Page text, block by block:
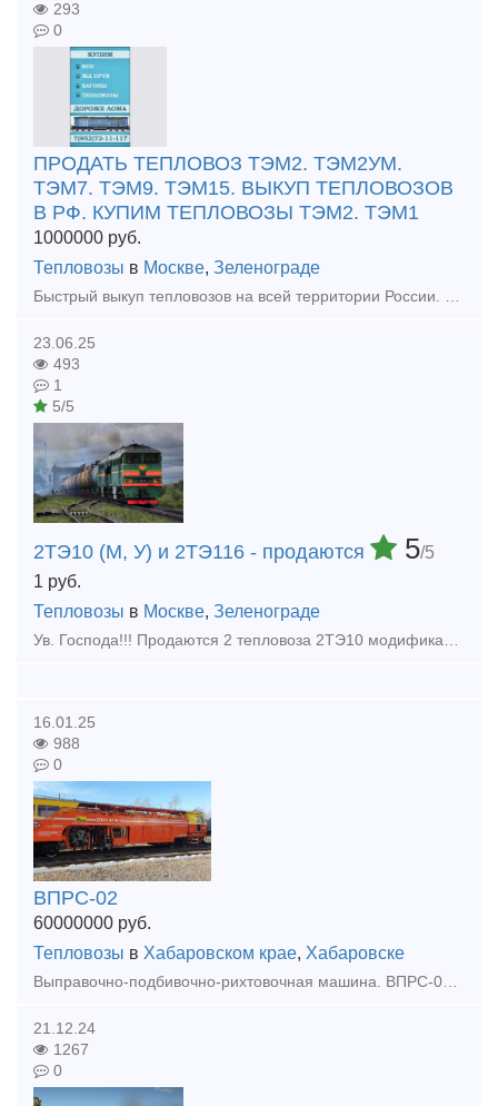
293
0
ПРОДАТЬ ТЕПЛОВОЗ ТЭМ2. ТЭМ2УМ.
ТЭМ7. ТЭМ9. ТЭМ15. ВЫКУП ТЕПЛОВОЗОВ
В РФ. КУПИМ ТЕПЛОВОЗЫ ТЭМ2. ТЭМ1
1000000 руб.
Тепловозы в Москве, Зеленограде
Быстрый выкуп тепловозов на всей территории России. Покупаем Тепловозы ТГМ. ТЭМ. ТГК. Купим списанные вагоны платформы, хопперы, цистерны, грузовые вагоны. Выкуп колесных пар вагонов. Покупае
23.06.25
493
1
5/5
2ТЭ10 (М, У) и 2ТЭ116 - продаются 5/5
1 руб.
Тепловозы в Москве, Зеленограде
Ув. Господа!!! Продаются 2 тепловоза 2ТЭ10 модификации М и У. А также тепловоз 2ТЭ116. Говорю заранее - справок не даем!! Фото не высылаем!! Если у Вас есть необходимость в приобретении данной техни
16.01.25
988
0
ВПРС-02
60000000 руб.
Тепловозы в Хабаровском крае, Хабаровске
Выправочно-подбивочно-рихтовочная машина. ВПРС-02 №159 (19550003) 2011 года выпуска, ТР2 на Калужском заводе январь 2021 года, общая наработка 15586 машино-часов КИС- Матэск Цена 60 000 000,00
21.12.24
1267
0